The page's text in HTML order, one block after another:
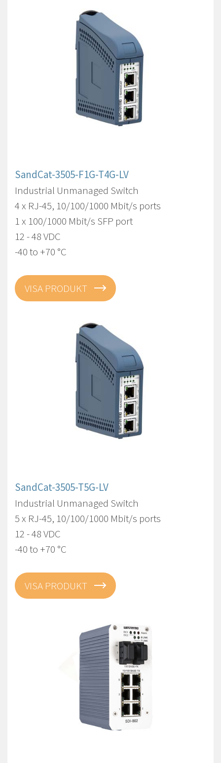
SandCat-3505-F1G-T4G-LV
Industrial Unmanaged Switch
4 x RJ-45, 10/100/1000 Mbit/s ports
1 x 100/1000 Mbit/s SFP port
12 - 48 VDC
-40 to +70 °C
VISA PRODUKT
SandCat-3505-T5G-LV
Industrial Unmanaged Switch
5 x RJ-45, 10/100/1000 Mbit/s ports
12 - 48 VDC
-40 to +70 °C
VISA PRODUKT